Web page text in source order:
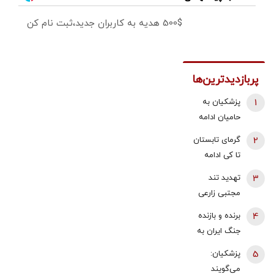
500$ هدیه به کاربران جدید،ثبت نام کن
پربازدیدترین‌ها
پزشکیان به
حامیان ادامه
همین‌جوری
نگویید بزن/
تبعاتش را هم
باید دید
1
گرمای تابستان
تا کی ادامه
تا ۵۰ روز دیگر
گرما در پیش
داریم
2
تهدید تند
مجتبی زارعی
خرازی:حاضرم با
وضو شلاقت را
اجرا کنم
3
برنده و بازنده
جنگ ایران به
«تلگراف» |
4
پزشکیان:
می‌گویند
5